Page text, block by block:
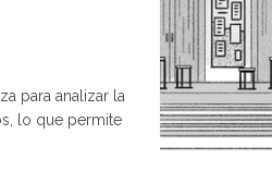
para analizar la
lo que permite